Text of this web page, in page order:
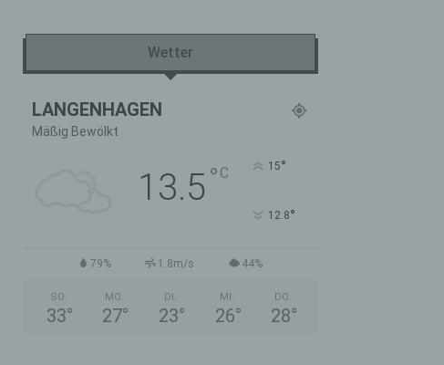
Wetter
LANGENHAGEN
Mäßig Bewölkt
13.5° C 15°
12.8°
79% 1.8m/s 44%
SO.
33°
MO.
27°
DI.
23°
MI.
26°
DO.
28°